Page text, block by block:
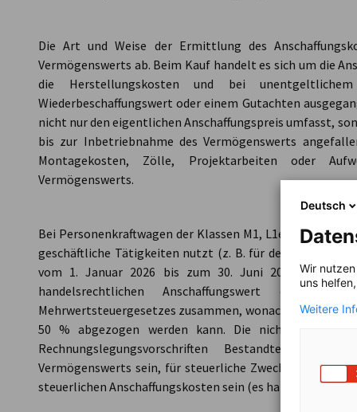
Die Art und Weise der Ermittlung des
Vermögenswerts ab. Beim Kauf handelt es sich um die
die Herstellungskosten und bei
Wiederbeschaffungswert oder einem Gutachten
nicht nur den eigentlichen Anschaffungspreis umfasst,
bis zur Inbetriebnahme des Vermögenswerts
Montagekosten, Zölle, Projektarbeiten oder
Vermögenswerts.
Bei Personenkraftwagen der Klassen M1, L1e und L3e,
geschäftliche Tätigkeiten nutzt (z. B. für den privaten
vom 1. Januar 2026 bis zum 30. Juni 2028 eine
handelsrechtlichen Anschaffungswert
Mehrwertsteuergesetzes zusammen, wonach bei den
50 % abgezogen werden kann. Die nicht geltend
Rechnungslegungsvorschriften Bestandteil der
Vermögenswerts sein, für steuerliche Zwecke wird
steuerlichen Anschaffungskosten sein (es handelt sich
Deutsch
Wir
uns
Weitere